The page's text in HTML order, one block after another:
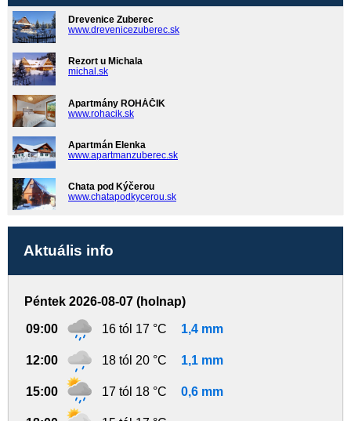
Drevenice Zuberec
www.drevenicezuberec.sk
Rezort u Michala
michal.sk
Apartmány ROHÁČIK
www.rohacik.sk
Apartmán Elenka
www.apartmanzuberec.sk
Chata pod Kýčerou
www.chatapodkycerou.sk
Aktuális info
Péntek 2026-08-07 (holnap)
09:00 16 tól 17 °C 1,4 mm
12:00 18 tól 20 °C 1,1 mm
15:00 17 tól 18 °C 0,6 mm